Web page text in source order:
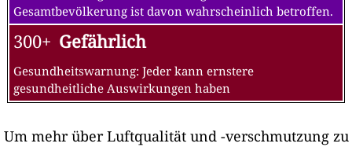
Gesamtbevölkerung ist davon wahrscheinlich betroffen.
300+ Gefährlich
Gesundheitswarnung: Jeder kann ernstere
gesundheitliche Auswirkungen haben
Um mehr über Luftqualität und -verschmutzung zu